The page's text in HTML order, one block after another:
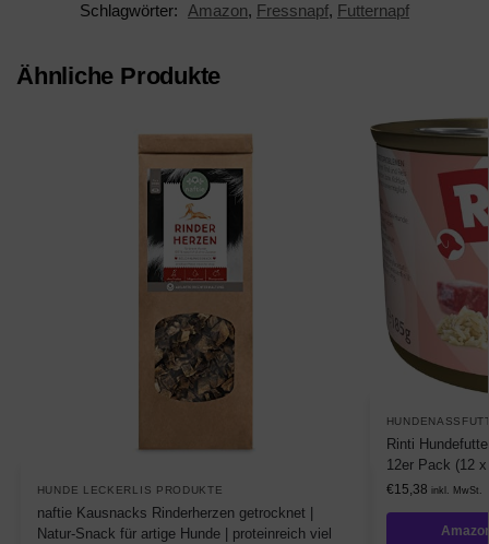
Schlagwörter:
Amazon, Fressnapf, Futternapf
Ähnliche Produkte
HUNDE LECKERLIS PRODUKTE
naftie Kausnacks Rinderherzen getrocknet |
Natur-Snack für artige Hunde | proteinreich viel
Rinti
12er Pack (12
€15,38 inkl. MwSt.